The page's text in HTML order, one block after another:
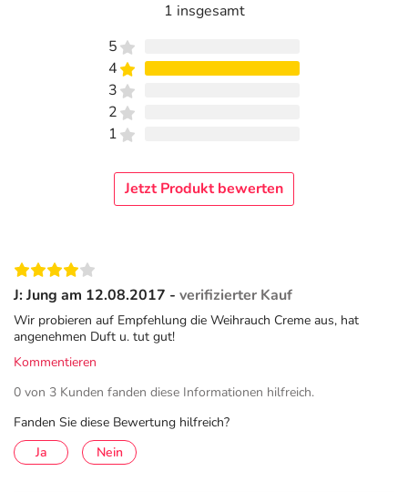
1 insgesamt
5
4
3
2
1
Jetzt Produkt bewerten
J: Jung am 12.08.2017 - verifizierter Kauf
Wir probieren auf Empfehlung die Weihrauch Creme aus, hat
angenehmen Duft u. tut gut!
Kommentieren
0 von 3 Kunden fanden diese Informationen hilfreich.
Fanden Sie diese Bewertung hilfreich?
Ja
Nein